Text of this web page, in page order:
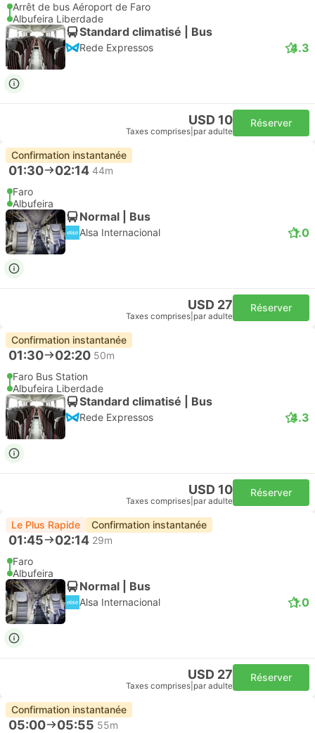
Arrêt de bus Aéroport de Faro
Albufeira Liberdade
Standard climatisé | Bus
Rede Expressos 4.3
USD 10
Taxes comprises par adulte
Réserver
Confirmation instantanée
01:30 02:14 44m
Faro
Albufeira
Normal | Bus
Alsa Internacional 1.0
USD 27
Taxes comprises par adulte
Réserver
Confirmation instantanée
01:30 02:20 50m
Faro Bus Station
Albufeira Liberdade
Standard climatisé | Bus
Rede Expressos 4.3
USD 10
Taxes comprises par adulte
Réserver
Le Plus Rapide Confirmation instantanée
01:45 02:14 29m
Faro
Albufeira
Normal | Bus
Alsa Internacional 1.0
USD 27
Taxes comprises par adulte
Réserver
Confirmation instantanée
05:00 05:55 55m